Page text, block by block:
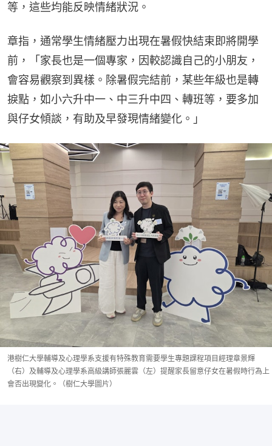
等，這些均能反映情緒狀況。
章指，通常學生情緒壓力出現在暑假快結束即將開學
前，「家長也是一個專家，因較認識自己的小朋友，
會容易觀察到異樣。除暑假完結前，某些年級也是轉
捩點，如小六升中一、中三升中四、轉班等，要多加
與仔女傾談，有助及早發現情緒變化。」
港樹仁大學輔導及心理學系支援有特殊教育需要學生專題課程項目經理章景輝
（右）及輔導及心理學系高級講師張麗雲（左）提醒家長留意仔女在暑假時行為上
會否出現變化。（樹仁大學圖片）